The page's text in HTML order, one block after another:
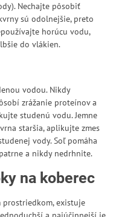
Nechajte pôsobiť
sú odolnejšie, preto
horúcu vodu,
do vlákien.
vodou. Nikdy
zrážanie proteínov a
studenú vodu. Jemne
staršia, aplikujte zmes
vody. Soľ pomáha
a nikdy nedrhnite.
na koberec
prostriedkom, existuje